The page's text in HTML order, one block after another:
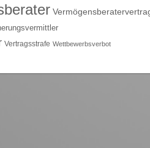
Vertragsstrafe Wettbewerbsverbot